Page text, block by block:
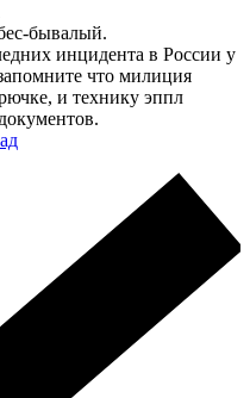
бывалый.
инцидента в России у
что милиция
и технику эппл